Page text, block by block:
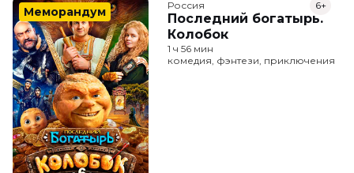
Меморандум Россия
Последний богатырь.
Колобок
6+
1 ч 56 мин
комедия, фэнтези, приключения